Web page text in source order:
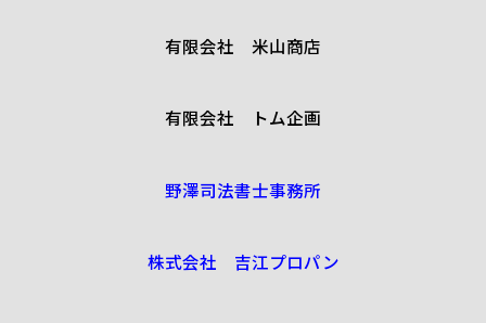
有限会社 米山商店
有限会社 トム企画
野澤司法書士事務所
株式会社 吉江プロパン